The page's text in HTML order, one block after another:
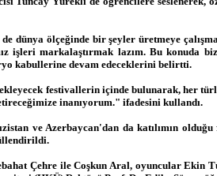
dünya ölçeğinde bir şeyler üretmeye
işleri markalaştırmak lazım. Bu konuda
kabullerine devam edeceklerini belirtti.
festivallerin içinde bulunarak, her
inanıyorum." ifadesini kullandı.
ve Azerbaycan'dan da katılımın
Çehre ile Coşkun Aral, oyuncular Ekin